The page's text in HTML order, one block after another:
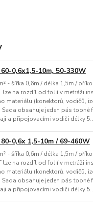
0,6x1,5-10m, 50-330W
- šířka 0,6m / délka 1,5m /
lze na rozdíl od folií v metráži
materiálu (konektorů, vodičů,
obsahuje jeden pás topné
a připojovacími vodiči délky
0,6x 1,5-10m / 69-460W
- šířka 0,6m / délka 1,5m /
lze na rozdíl od folií v metráži
materiálu (konektorů, vodičů,
obsahuje jeden pás topné
a připojovacími vodiči délky